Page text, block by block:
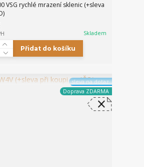
VSG rychlé mrazení sklenic (+sleva
Skladem
Přidat do košíku
sleva na dotaz
Doprava ZDARMA